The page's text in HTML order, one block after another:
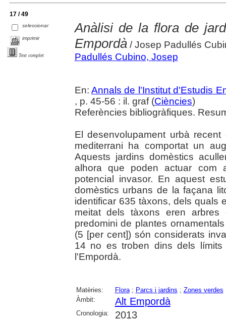
17 / 49
seleccionar
imprimir
Text complet
Anàlisi de la flora de
Empordà/ Josep Padullés
Padullés Cubino, Josep
En:Annals de l'Institut d'Estudis
, p. 45-56 : il. graf (Ciències)
Referències bibliogràfiques.
El desenvolupament urbà
mediterrani ha comportat un
Aquests jardins domèstics
alhora que poden actuar com
potencial invasor. En aquest
domèstics urbans de la façana
identificar 635 tàxons, dels quals
meitat dels tàxons eren
predomini de plantes
(5 [per cent]) són considerats
14 no es troben dins dels
l'Empordà.
Matèries: Flora; Parcs i jardins ; Zones verdes
Àmbit:
Alt Empordà
Cronologia: 2013